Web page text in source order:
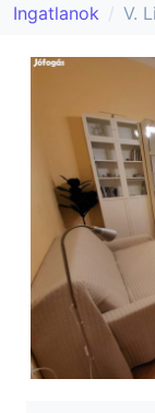
Ingatlanok
V.